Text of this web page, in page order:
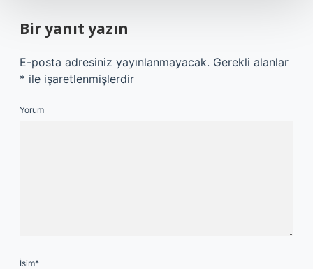
Bir yanıt yazın
E-posta adresiniz yayınlanmayacak. Gerekli alanlar
* ile işaretlenmişlerdir
Yorum
İsim*